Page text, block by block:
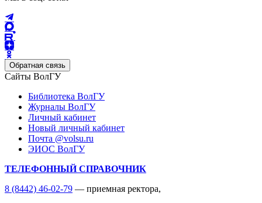
Обратная связь
Сайты ВолГУ
Библиотека ВолГУ
Журналы ВолГУ
Личный кабинет
Новый личный кабинет
Почта @volsu.ru
ЭИОС ВолГУ
ТЕЛЕФОННЫЙ СПРАВОЧНИК
8 (8442) 46-02-79 — приемная ректора,